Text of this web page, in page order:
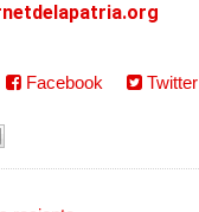
Facebook Twitter